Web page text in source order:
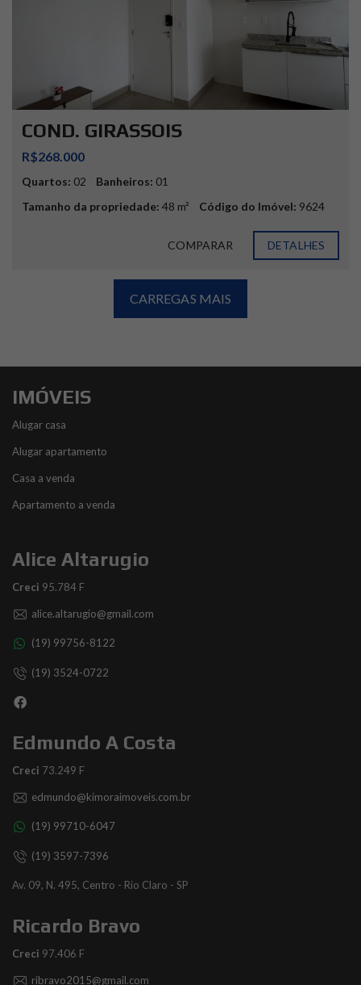
COND. GIRASSOIS
R$268.000
Quartos: 02 Banheiros: 01
Tamanho da propriedade: 48 m² Código do Imóvel: 9624
COMPARAR DETALHES
CARREGAS MAIS
IMÓVEIS
Alugar casa
Alugar apartamento
Casa a venda
Apartamento a venda
Alice Altarugio
Creci 95.784 F
alice.altarugio@gmail.com
(19) 99756-8122
(19) 3524-0722
Edmundo A Costa
Creci 73.249 F
edmundo@kimoraimoveis.com.br
(19) 99710-6047
(19) 3597-7396
Av. 09, N. 495, Centro - Rio Claro - SP
Ricardo Bravo
Creci 97.406 F
ribravo2015@gmail.com